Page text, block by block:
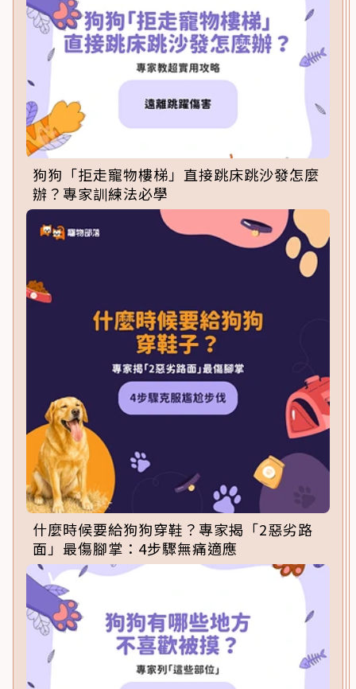
狗狗「拒走寵物樓梯」直接跳床跳沙發怎麼
辦？專家訓練法必學
什麼時候要給狗狗穿鞋？專家揭「2惡劣路
面」最傷腳掌：4步驟無痛適應